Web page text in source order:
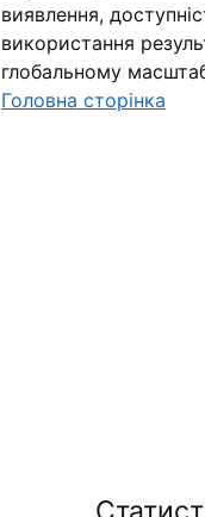
виявлення,
використання
глобальному
Головна сторінка